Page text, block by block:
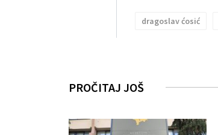
dragoslav ćosić
PROČITAJ JOŠ